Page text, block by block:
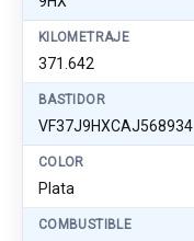
KILOMETRAJE
371.642
BASTIDOR
VF37J9HXCAJ568934
COLOR
Plata
COMBUSTIBLE